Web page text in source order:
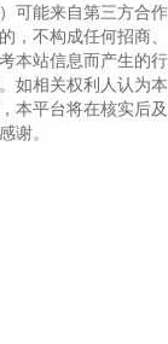
可能来自第三方合作
，不构成任何招商、
本站信息而产生的行
如相关权利人认为本
本平台将在核实后及
谢。